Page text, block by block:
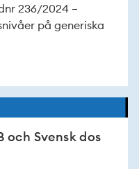
236/2024 –
på generiska
och Svensk dos